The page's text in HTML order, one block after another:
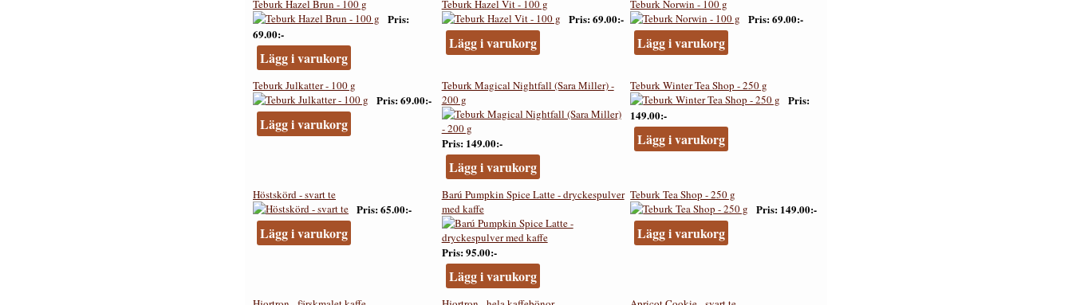
Teburk Hazel Brun - 100 g
Pris
69.00:-
Lägg i varukorg
Teburk Hazel Vit - 100 g
Pris 69.00:-
Lägg i varukorg
Teburk Norwin - 100 g
Pris 69.00:-
Lägg i varukorg
Teburk Julkatter - 100 g
Pris 69.00:-
Lägg i varukorg
Teburk Magical Nightfall (Sara Miller) -
200 g
Pris 149.00:-
Lägg i varukorg
Teburk Winter Tea Shop - 250 g
Pris
149.00:-
Lägg i varukorg
Höstskörd - svart te
Pris 65.00:-
Lägg i varukorg
Barú Pumpkin Spice Latte - dryckespulver
med kaffe
Pris 95.00:-
Lägg i varukorg
Teburk Tea Shop - 250 g
Pris 149.00:-
Lägg i varukorg